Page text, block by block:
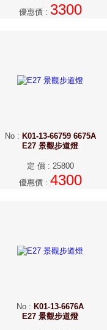
優惠價: 3300
No: K01-13-66759 6675A
E27 景觀步道燈
定 價: 25800
優惠價: 4300
No : K01-13-6676A
E27 景觀步道燈